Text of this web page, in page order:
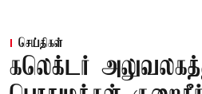
செய்திகள்
கலெக்டர்